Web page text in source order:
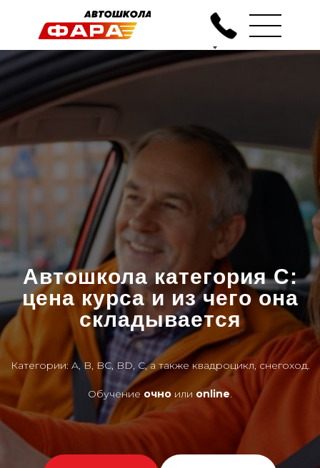
Автошкола категория C:
цена курса и из чего она
складывается
Категории: A, B, BC, BD, C, а также квадроцикл, снегоход.
Обучение очно или online.